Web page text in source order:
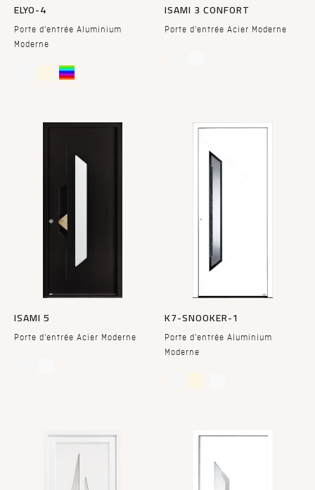
ELYO-4
Porte d'entrée Aluminium
Moderne
ISAMI 3 CONFORT
Porte d'entrée Acier Moderne
ISAMI 5
Porte d'entrée Acier Moderne
K7-SNOOKER-1
Porte d'entrée Aluminium
Moderne